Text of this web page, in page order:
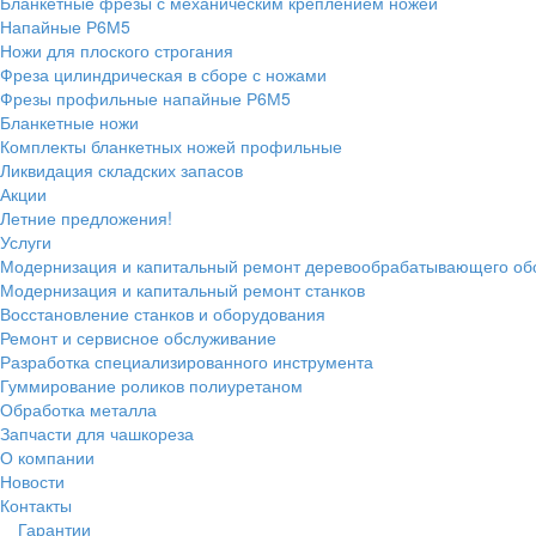
Напайные Р6М5
Ножи для плоского строгания
Фреза цилиндрическая в сборе с ножами
Фрезы профильные напайные Р6М5
Бланкетные ножи
Комплекты бланкетных ножей профильные
Ликвидация складских запасов
Акции
Летние предложения!
Услуги
Модернизация и капитальный ремонт деревообрабатывающего
Модернизация и капитальный ремонт станков
Восстановление станков и оборудования
Ремонт и сервисное обслуживание
Разработка специализированного инструмента
Гуммирование роликов полиуретаном
Обработка металла
Запчасти для чашкореза
О компании
Новости
Контакты
Гарантии